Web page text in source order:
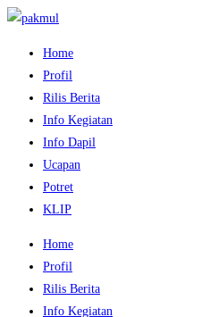
Home
Profil
Rilis Berita
Info Kegiatan
Info Dapil
Ucapan
Potret
KLIP
Home
Profil
Rilis Berita
Info Kegiatan